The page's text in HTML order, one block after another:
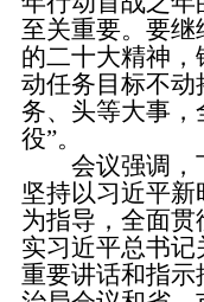
至关重要。要
的二十大精神
动任务目标不
务、头等大事，
役”。
会议强调，下
坚持以习近平
为指导，全面
实习近平总书
重要讲话和指